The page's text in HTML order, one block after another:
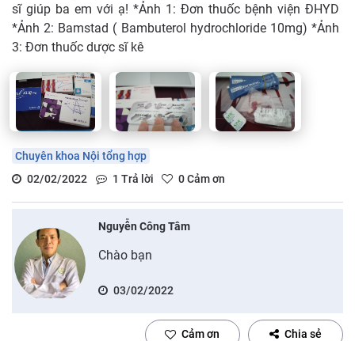
sĩ giúp ba em với ạ! *Ảnh 1: Đơn thuốc bệnh viện ĐHYD
*Ảnh 2: Bamstad ( Bambuterol hydrochloride 10mg) *Ảnh
3: Đơn thuốc dược sĩ kê
Chuyên khoa Nội tổng hợp
02/02/2022
1 Trả lời 0Cảm ơn
Nguyễn Công Tâm
Chào bạn
03/02/2022
Cảm ơn Chia sẻ